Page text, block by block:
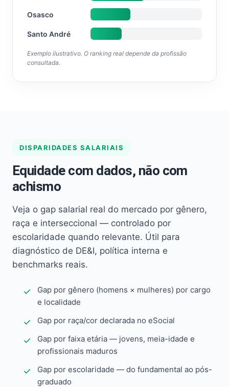
Osasco
Santo André
Exemplo ilustrativo. O ranking real depende da profissão
consultada.
DISPARIDADES SALARIAIS
Equidade com dados, não com
achismo
Veja o gap salarial real do mercado por gênero,
raça e interseccional — controlado por
escolaridade quando relevante. Útil para
diagnóstico de DE&I, política interna e
benchmarks reais.
Gap por gênero (homens × mulheres) por cargo
e localidade
Gap por raça/cor declarada no eSocial
Gap por faixa etária — jovens, meia-idade e
profissionais maduros
Gap por escolaridade — do fundamental ao pós-
graduado